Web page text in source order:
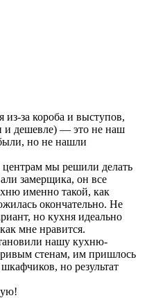
из-за короба и выступов,
и дешевле) — это не наш
но не нашли
мы решили делать
замерщика, он все
именно такой, как
окончательно. Не
но кухня идеально
мне нравится.
нашу кухню-
стенам, им пришлось
но результат